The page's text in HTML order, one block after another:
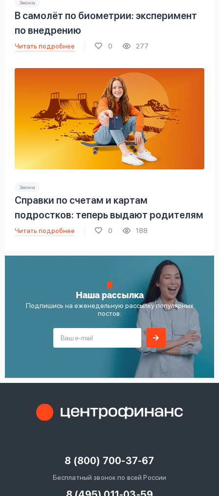
Законы
В самолёт по биометрии: эксперимент
по внедрению
Читать подробнее 0 277
Законы
Справки по счетам и картам
подростков: теперь выдают родителям
Читать подробнее 0 188
Наша рассылка
Подпишись на еженедельную рассылку популярных
постов:
8 (800) 700-37-67
Бесплатный звонок по всей России